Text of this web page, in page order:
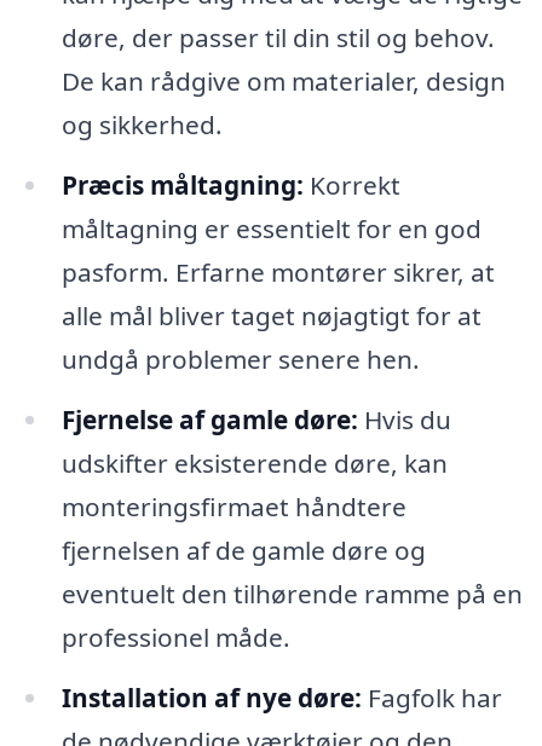
døre, der passer til din stil og behov.
De kan rådgive om materialer, design
og sikkerhed.
Præcis måltagning: Korrekt
måltagning er essentielt for en god
pasform. Erfarne montører sikrer, at
alle mål bliver taget nøjagtigt for at
undgå problemer senere hen.
Fjernelse af gamle døre: Hvis du
udskifter eksisterende døre, kan
monteringsfirmaet håndtere
fjernelsen af de gamle døre og
eventuelt den tilhørende ramme på en
professionel måde.
Installation af nye døre: Fagfolk har